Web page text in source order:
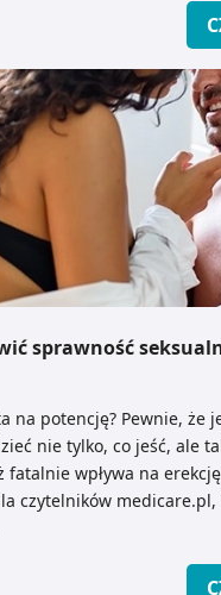
sprawność
na potencję? Pewnie, że
nie tylko, co jeść, ale
fatalnie wpływa na
czytelników medicare.pl,